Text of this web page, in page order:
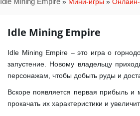
Idle Mining Empire
Idle Mining Empire – это игра о
запустение. Новому владельцу
персонажам, чтобы добыть руды и
Вскоре появляется первая прибыль
прокачать их характеристики и